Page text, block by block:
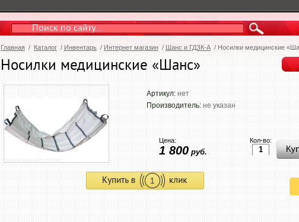
Главная / Каталог /Инвентарь / Интернет магазин /Шанс и ГДЗК-А /Носилки медицинские
Носилки медицинские «Шанс»
Артикул: нет
Производитель: не указан
Кол-во:
Цена:
1 800 руб.